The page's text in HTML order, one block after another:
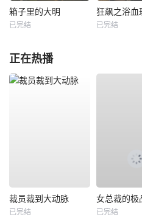
箱子里的大明
已完结
狂飙之浴血
已完结
正在热播
裁员裁到大动脉
已完结
女总裁的极
已完结